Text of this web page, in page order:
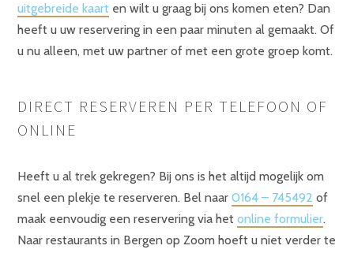
uitgebreide kaart en wilt u graag bij ons komen eten? Dan
heeft u uw reservering in een paar minuten al gemaakt. Of
u nu alleen, met uw partner of met een grote groep komt.
DIRECT RESERVEREN PER TELEFOON OF
ONLINE
Heeft u al trek gekregen? Bij ons is het altijd mogelijk om
snel een plekje te reserveren. Bel naar 0164 – 745492 of
maak eenvoudig een reservering via het online formulier.
Naar restaurants in Bergen op Zoom hoeft u niet verder te